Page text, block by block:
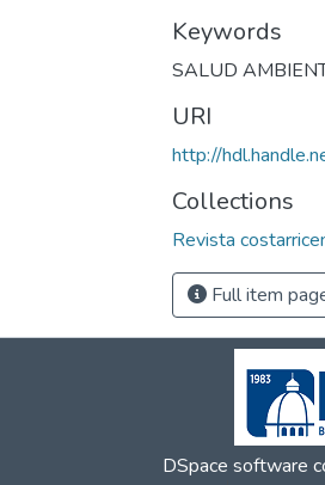
Keywords
SALUD
URI
http://
Collections
Revista
Full item
DSpace software